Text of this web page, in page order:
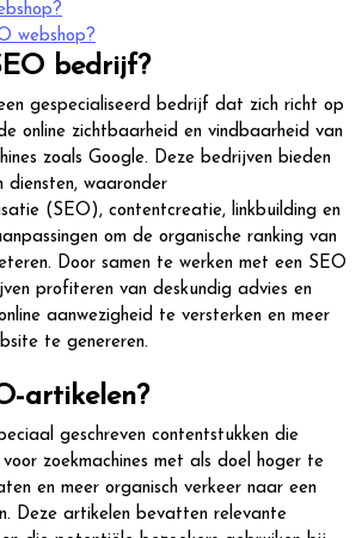
webshop?
bedrijf?
gespecialiseerd bedrijf dat zich richt op
online zichtbaarheid en vindbaarheid van
zoals Google. Deze bedrijven bieden
diensten, waaronder
(SEO), contentcreatie, linkbuilding en
om de organische ranking van
Door samen te werken met een SEO
profiteren van deskundig advies en
aanwezigheid te versterken en meer
te genereren.
artikelen?
geschreven contentstukken die
zoekmachines met als doel hoger te
en meer organisch verkeer naar een
Deze artikelen bevatten relevante